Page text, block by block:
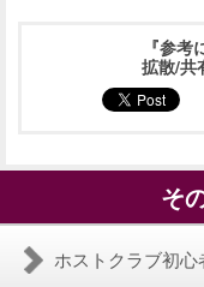
『参考
拡散/共
そ
ホストクラブ初心